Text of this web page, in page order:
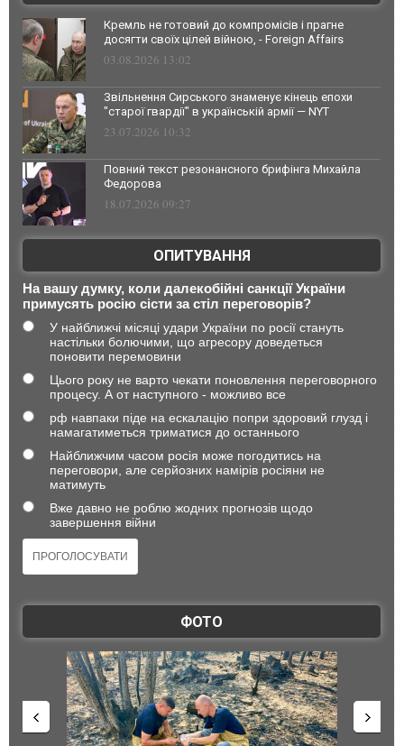
Кремль не готовий до компромісів і прагне
досягти своїх цілей війною, - Foreign Affairs
03.08.2026 13:02
Звільнення Сирського знаменує кінець епохи
"старої гвардії" в українській армії — NYT
23.07.2026 10:32
Повний текст резонансного брифінга Михайла
Федорова
18.07.2026 09:27
ОПИТУВАННЯ
На вашу думку, коли далекобійні санкції України
примусять росію сісти за стіл переговорів?
У найближчі місяці удари України по росії стануть
настільки болючими, що агресору доведеться
поновити перемовини
Цього року не варто чекати поновлення переговорного
процесу. А от наступного - можливо все
рф навпаки піде на ескалацію попри здоровий глузд і
намагатиметься триматися до останнього
Найближчим часом росія може погодитись на
переговори, але серйозних намірів росіяни не
матимуть
Вже давно не роблю жодних прогнозів щодо
завершення війни
ФОТО